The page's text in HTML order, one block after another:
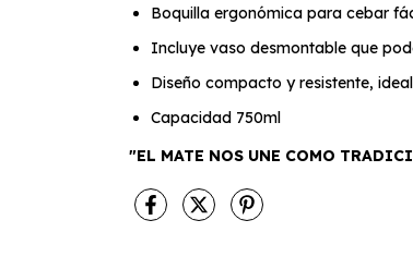
Boquilla ergonómica para cebar
Incluye vaso desmontable que
Diseño compacto y resistente,
Capacidad 750ml
"EL MATE NOS UNE COMO